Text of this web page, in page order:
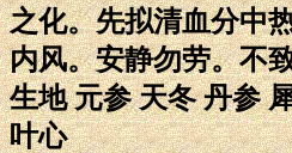
之化。先拟清血分中
内风。安静勿劳。不
生地 元参 天冬 丹参
叶心